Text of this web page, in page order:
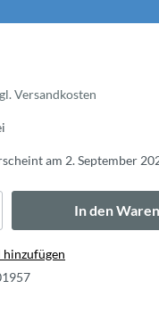
Versandkosten
am 2. September
In den